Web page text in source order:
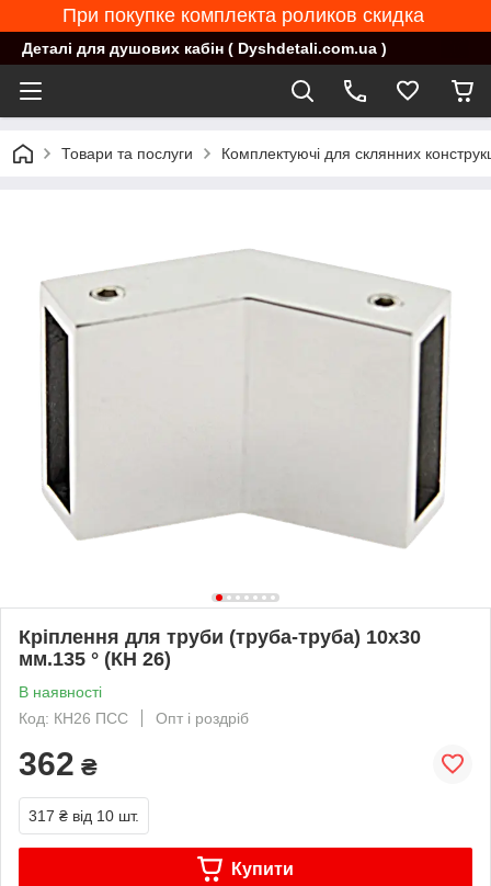
При покупке комплекта роликов скидка
Деталі для душових кабін ( Dyshdetali.com.ua )
Товари та послуги Комплектуючі для склянних
Кріплення для труби (труба-труба) 10х30
мм.135 ° (КН 26)
В наявності
Код: КН26 ПСС
Опт і роздріб
362 ₴
317 ₴ від 10 шт.
Купити